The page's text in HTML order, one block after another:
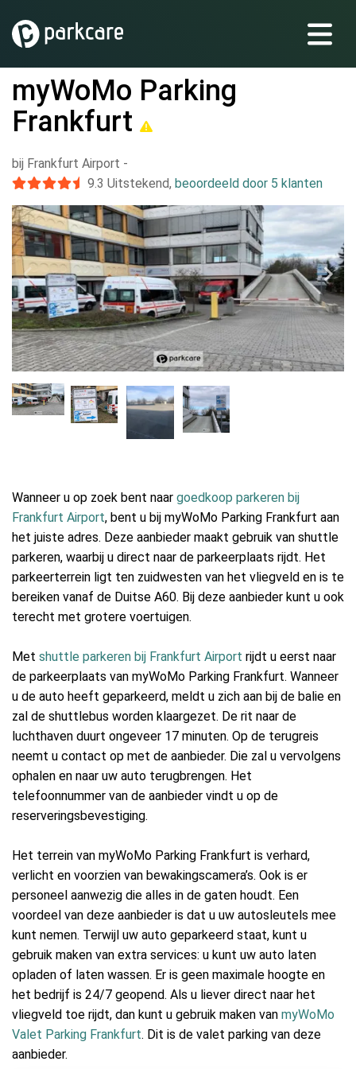
myWoMo Parking
Frankfurt
bij Frankfurt Airport -
9.3 Uitstekend, beoordeeld door 5 klanten
Wanneer u op zoek bent naar goedkoop parkeren bij
Frankfurt Airport, bent u bij myWoMo Parking Frankfurt aan
het juiste adres. Deze aanbieder maakt gebruik van shuttle
parkeren, waarbij u direct naar de parkeerplaats rijdt. Het
parkeerterrein ligt ten zuidwesten van het vliegveld en is te
bereiken vanaf de Duitse A60. Bij deze aanbieder kunt u ook
terecht met grotere voertuigen.
Met shuttle parkeren bij Frankfurt Airport rijdt u eerst naar
de parkeerplaats van myWoMo Parking Frankfurt. Wanneer
u de auto heeft geparkeerd, meldt u zich aan bij de balie en
zal de shuttlebus worden klaargezet. De rit naar de
luchthaven duurt ongeveer 17 minuten. Op de terugreis
neemt u contact op met de aanbieder. Die zal u vervolgens
ophalen en naar uw auto terugbrengen. Het
telefoonnummer van de aanbieder vindt u op de
reserveringsbevestiging.
Het terrein van myWoMo Parking Frankfurt is verhard,
verlicht en voorzien van bewakingscamera’s. Ook is er
personeel aanwezig die alles in de gaten houdt. Een
voordeel van deze aanbieder is dat u uw autosleutels mee
kunt nemen. Terwijl uw auto geparkeerd staat, kunt u
gebruik maken van extra services: u kunt uw auto laten
opladen of laten wassen. Er is geen maximale hoogte en
het bedrijf is 24/7 geopend. Als u liever direct naar het
vliegveld toe rijdt, dan kunt u gebruik maken van myWoMo
Valet Parking Frankfurt. Dit is de valet parking van deze
aanbieder.